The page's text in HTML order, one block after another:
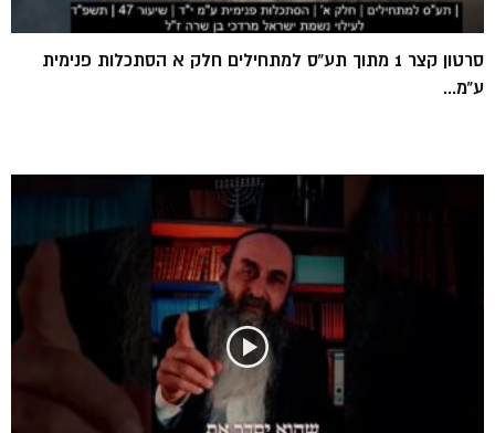
סרטון קצר 1 מתוך תע”ס למתחילים חלק א הסתכלות פנימית
ע”מ...